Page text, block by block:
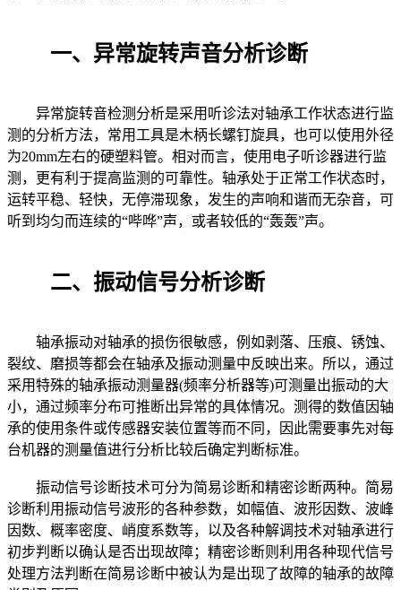
一、异常旋转声音分析诊断
异常旋转音检测分析是采用听诊法对轴承工作状态进行监
测的分析方法，常用工具是木柄长螺钉旋具，也可以使用外径
为20mm左右的硬塑料管。相对而言，使用电子听诊器进行监
测，更有利于提高监测的可靠性。轴承处于正常工作状态时，
运转平稳、轻快，无停滞现象，发生的声响和谐而无杂音，可
听到均匀而连续的“哔哗”声，或者较低的“轰轰”声。
二、振动信号分析诊断
轴承振动对轴承的损伤很敏感，例如剥落、压痕、锈蚀、
裂纹、磨损等都会在轴承及振动测量中反映出来。所以，通过
采用特殊的轴承振动测量器(频率分析器等)可测量出振动的大
小，通过频率分布可推断出异常的具体情况。测得的数值因轴
承的使用条件或传感器安装位置等而不同，因此需要事先对每
台机器的测量值进行分析比较后确定判断标准。
振动信号诊断技术可分为简易诊断和精密诊断两种。简易
诊断利用振动信号波形的各种参数，如幅值、波形因数、波峰
因数、概率密度、峭度系数等，以及各种解调技术对轴承进行
初步判断以确认是否出现故障；精密诊断则利用各种现代信号
处理方法判断在简易诊断中被认为是出现了故障的轴承的故障